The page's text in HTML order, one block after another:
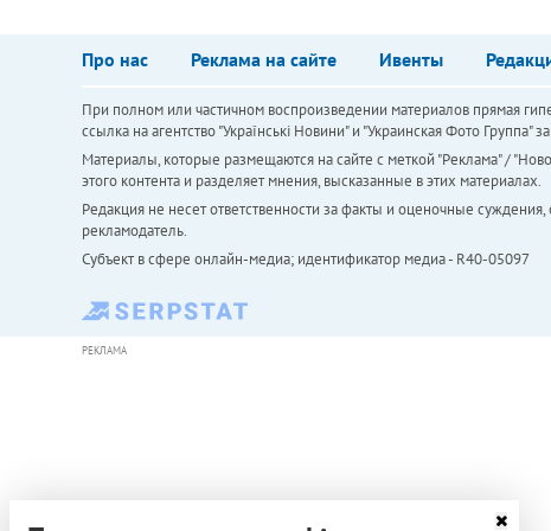
Про нас Реклама на сайте Ивенты
При полном или частичном воспроизведении материалов прямая
ссылка на агентство "Українськi Новини" и "Украинская Фото Группа"
Материалы, которые размещаются на сайте с меткой "Реклама" /
этого контента и разделяет мнения, высказанные в этих материалах.
Редакция не несет ответственности за факты и оценочные
рекламодатель.
Субъект в сфере онлайн-медиа; идентификатор медиа - R40-05097
РЕКЛАМА